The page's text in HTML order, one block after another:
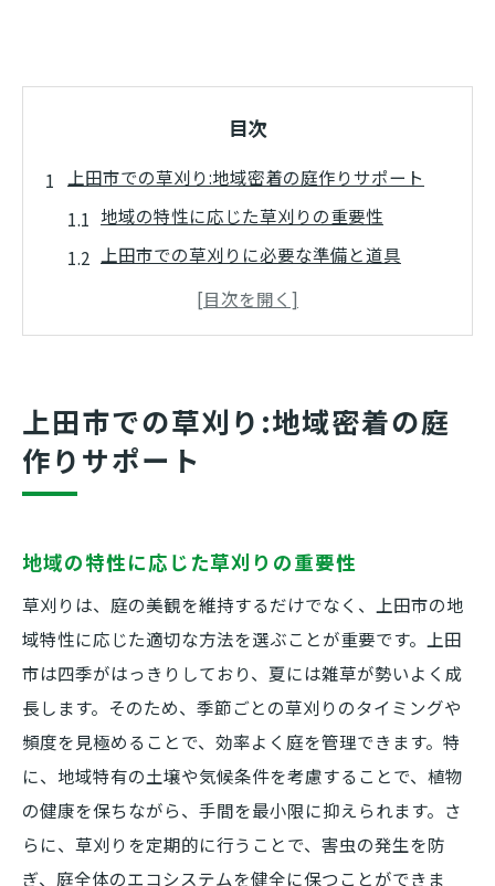
目次
上田市での草刈り:地域密着の庭作りサポート
地域の特性に応じた草刈りの重要性
上田市での草刈りに必要な準備と道具
地元ならではの迅速な対応と信頼性
庭作りのプロによるアドバイスとサポート
地域に根ざした持続可能な庭作り
草刈りで手間いらずの美しい庭を実現する方法
庭のデザインに合わせた草刈り方法
手間を省くための自動化と機械の活用
草刈り後のメンテナンスのポイント
プロに任せるメリットと安心感
長野県上田市での効果的な草刈りポイント
気候と土地に適した草刈り計画
草刈りに適した季節と時期の選定
地形に応じた効率的な草刈り技術
上田市での草刈り:地域密着の庭
作りサポート
地域の特性に応じた草刈りの重要性
草刈りは、庭の美観を維持するだけでなく、上田市の地
域特性に応じた適切な方法を選ぶことが重要です。上田
市は四季がはっきりしており、夏には雑草が勢いよく成
長します。そのため、季節ごとの草刈りのタイミングや
頻度を見極めることで、効率よく庭を管理できます。特
に、地域特有の土壌や気候条件を考慮することで、植物
の健康を保ちながら、手間を最小限に抑えられます。さ
らに、草刈りを定期的に行うことで、害虫の発生を防
ぎ、庭全体のエコシステムを健全に保つことができま